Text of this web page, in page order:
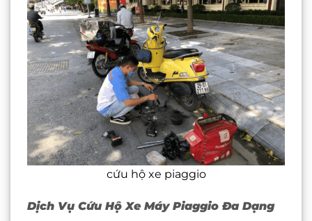
cứu hộ xe piaggio
Dịch Vụ Cứu Hộ Xe Máy Piaggio Đa Dạng